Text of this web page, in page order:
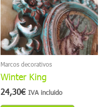
Marcos decorativos
Winter King
24,30€ IVA incluido